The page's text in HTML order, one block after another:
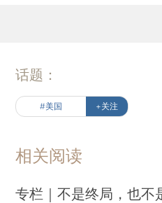
话题：
#美国 +关注
相关阅读
专栏｜不是终局，也不